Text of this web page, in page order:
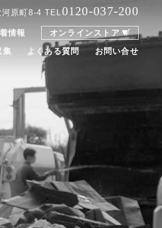
原町8-4 TEL0120-037-200
情報 オンラインストア
集 よくある質問 お問い合せ